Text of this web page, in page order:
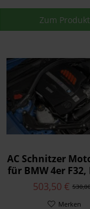
Zum Produkt
AC Schnitzer
für BMW 4er F32,
6 Zylinder
503,50 €
Merken